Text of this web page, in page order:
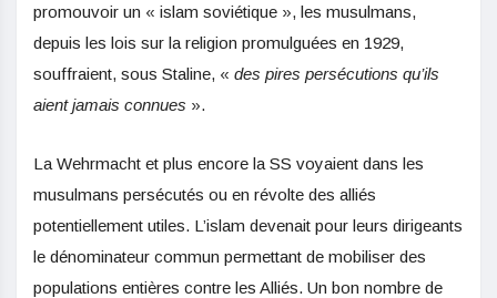
promouvoir un « islam soviétique », les musulmans,
depuis les lois sur la religion promulguées en 1929,
souffraient, sous Staline, « des pires persécutions qu’ils
aient jamais connues ».
La Wehrmacht et plus encore la SS voyaient dans les
musulmans persécutés ou en révolte des alliés
potentiellement utiles. L’islam devenait pour leurs dirigeants
le dénominateur commun permettant de mobiliser des
populations entières contre les Alliés. Un bon nombre de